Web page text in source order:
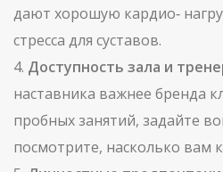
дают хорошую кардио‑
стресса для суставов.
4. Доступность зала и
наставника важнее бренда
пробных занятий, задайте
посмотрите, насколько вам